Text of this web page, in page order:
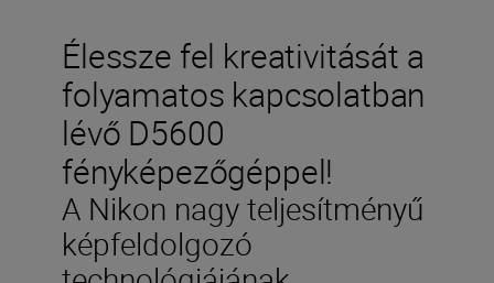
Élessze fel kreativitását a
folyamatos kapcsolatban
lévő D5600
fényképezőgéppel!
A Nikon nagy teljesítményű
képfeldolgozó